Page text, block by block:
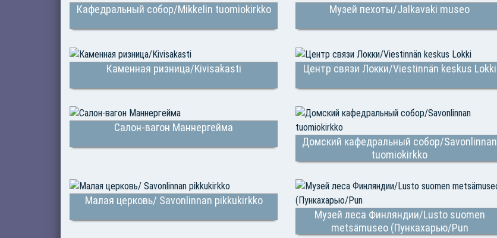
Кафедральный собор/Mikkelin tuomiokirkko Музей пехоты/Jalkavaki museo
Каменная ризница/Kivisakasti Центр связи Локки/Viestinnän keskus Lokki
Салон-вагон Маннергейма
Домский кафедральный собор/Savonlinnan
tuomiokirkko
Малая церковь/ Savonlinnan pikkukirkko
Музей леса Финляндии/Lusto suomen
metsämuseo (Пункахарью/Pun